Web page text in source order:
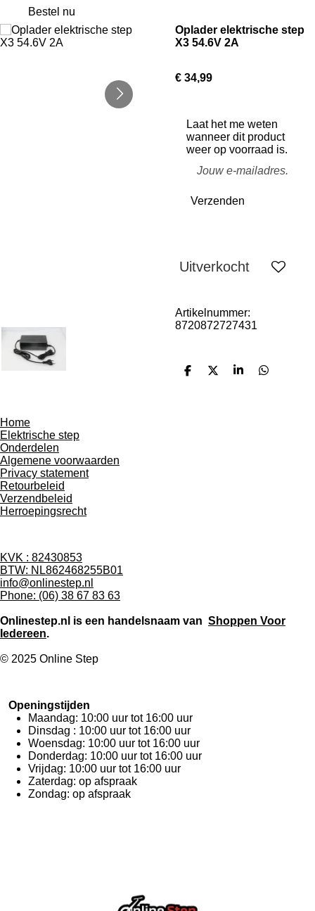
Bestel nu
Oplader elektrische step
X3 54.6V 2A
€ 34,99
Laat het me weten
wanneer dit product
weer op voorraad is.
Verzenden
Uitverkocht
Artikelnummer:
8720872727431
D
D
S
D
Home
Elektrische step
Onderdelen
Algemene voorwaarden
Privacy statement
Retourbeleid
Verzendbeleid
Herroepingsrecht
KVK : 82430853
BTW: NL862468255B01
info@onlinestep.nl
Phone: (06) 38 67 83 63
Onlinestep.nl is een handelsnaam van Shoppen Voor
Iedereen.
© 2025 Online Step
Openingstijden
Maandag: 10:00 uur tot 16:00 uur
Dinsdag : 10:00 uur tot 16:00 uur
Woensdag: 10:00 uur tot 16:00 uur
Donderdag: 10:00 uur tot 16:00 uur
Vrijdag: 10:00 uur tot 16:00 uur
Zaterdag: op afspraak
Zondag: op afspraak